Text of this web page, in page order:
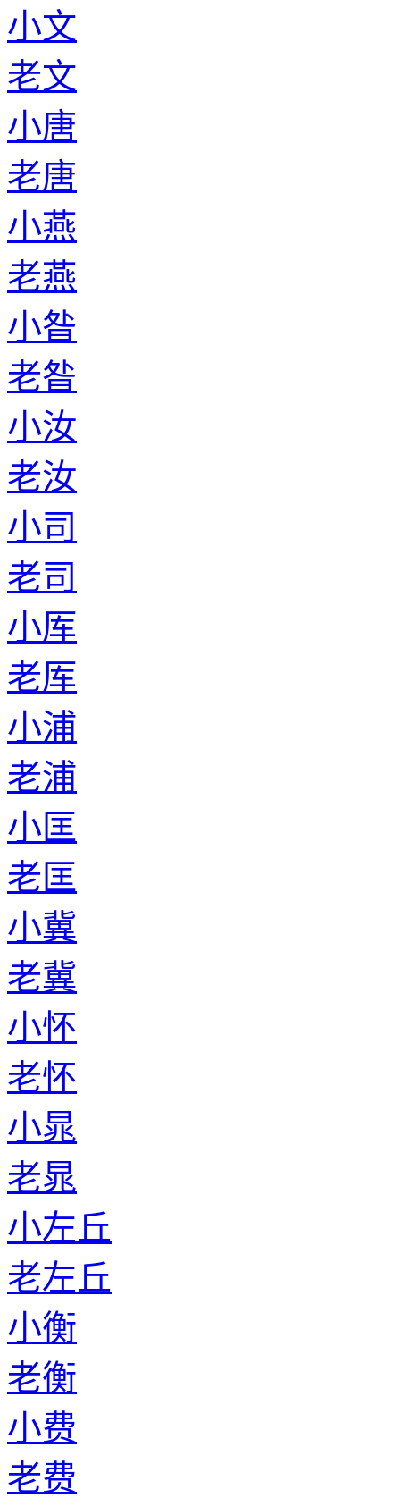
小文
老文
小唐
老唐
小燕
老燕
小昝
老昝
小汝
老汝
小司
老司
小厍
老厍
小浦
老浦
小匡
老匡
小冀
老冀
小怀
老怀
小晁
老晁
小左丘
老左丘
小衡
老衡
小费
老费